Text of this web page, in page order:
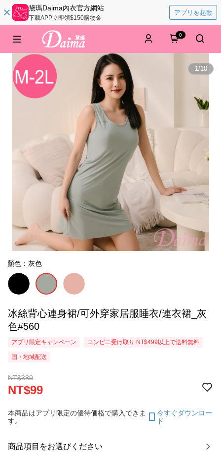
黛瑪Daima內衣官方網站
下載APP立即領$150購物金
アプリを起動
0
1/10
顏色：灰色
冰絲背心連身裙/可外穿家居服睡衣/連衣裙_灰
色#560
アプリ限定キャンペーン コンビニ受け取り NT$499以上で送料無料
国・地域配送
NT$380
NT$99
本商品はアプリ限定の優待価格で購入できま
す。
今すぐダウンロー
ド
商品項目をお選びください